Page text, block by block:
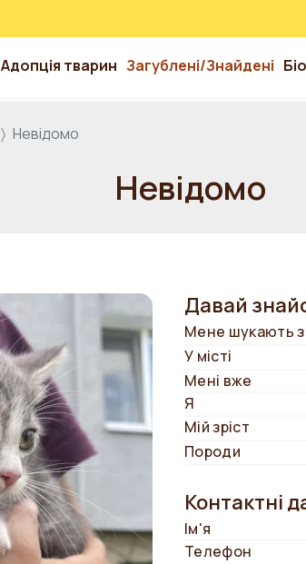
Адопція тварин Загублені/Знайдені
Невідомо
Невідомо
Давай
Мене шукають з
У місті
Мені вже
Я
Мій зріст
Породи
Контактні
Ім'я
Телефон